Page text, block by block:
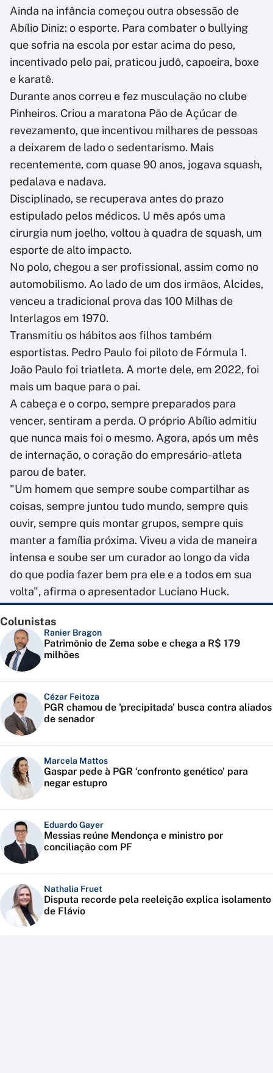
Ainda na infância começou outra obsessão de
Abílio Diniz: o esporte. Para combater o bullying
que sofria na escola por estar acima do peso,
incentivado pelo pai, praticou judô, capoeira, boxe
e karatê.
Durante anos correu e fez musculação no clube
Pinheiros. Criou a maratona Pão de Açúcar de
revezamento, que incentivou milhares de pessoas
a deixarem de lado o sedentarismo. Mais
recentemente, com quase 90 anos, jogava squash,
pedalava e nadava.
Disciplinado, se recuperava antes do prazo
estipulado pelos médicos. U mês após uma
cirurgia num joelho, voltou à quadra de squash, um
esporte de alto impacto.
No polo, chegou a ser profissional, assim como no
automobilismo. Ao lado de um dos irmãos, Alcides,
venceu a tradicional prova das 100 Milhas de
Interlagos em 1970.
Transmitiu os hábitos aos filhos também
esportistas. Pedro Paulo foi piloto de Fórmula 1.
João Paulo foi triatleta. A morte dele, em 2022, foi
mais um baque para o pai.
A cabeça e o corpo, sempre preparados para
vencer, sentiram a perda. O próprio Abílio admitiu
que nunca mais foi o mesmo. Agora, após um mês
de internação, o coração do empresário-atleta
parou de bater.
"Um homem que sempre soube compartilhar as
coisas, sempre juntou tudo mundo, sempre quis
ouvir, sempre quis montar grupos, sempre quis
manter a família próxima. Viveu a vida de maneira
intensa e soube ser um curador ao longo da vida
do que podia fazer bem pra ele e a todos em sua
volta", afirma o apresentador Luciano Huck.
Colunistas
Ranier Bragon
Patrimônio de Zema sobe e chega a R$ 179
milhões
Cézar Feitoza
PGR chamou de 'precipitada' busca contra aliados
de senador
Marcela Mattos
Gaspar pede à PGR ‘confronto genético’ para
negar estupro
Eduardo Gayer
Messias reúne Mendonça e ministro por
conciliação com PF
Nathalia Fruet
Disputa recorde pela reeleição explica isolamento
de Flávio